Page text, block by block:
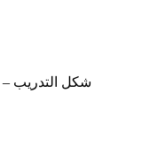
شكل التدريب –